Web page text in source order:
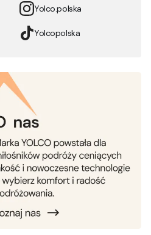
Yolco.polska
Yolcopolska